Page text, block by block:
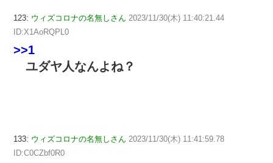
123: ウィズコロナの名無しさん 2023/11/30(木) 11:40:21.44
ID:X1AoRQPL0
>>1
ユダヤ人なんよね？
133: ウィズコロナの名無しさん 2023/11/30(木) 11:41:59.78
ID:C0CZbf0R0